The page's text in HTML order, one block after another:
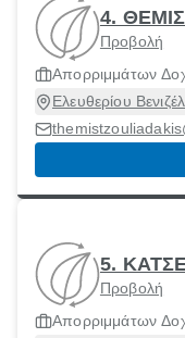
4.
Προβολή
Απορριμμάτων
Ελευθερίου
5.
Προβολή
Απορριμμάτων